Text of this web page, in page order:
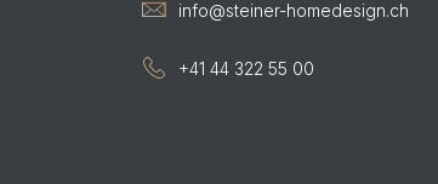
info@steiner-homedesign.ch
+41 44 322 55 00